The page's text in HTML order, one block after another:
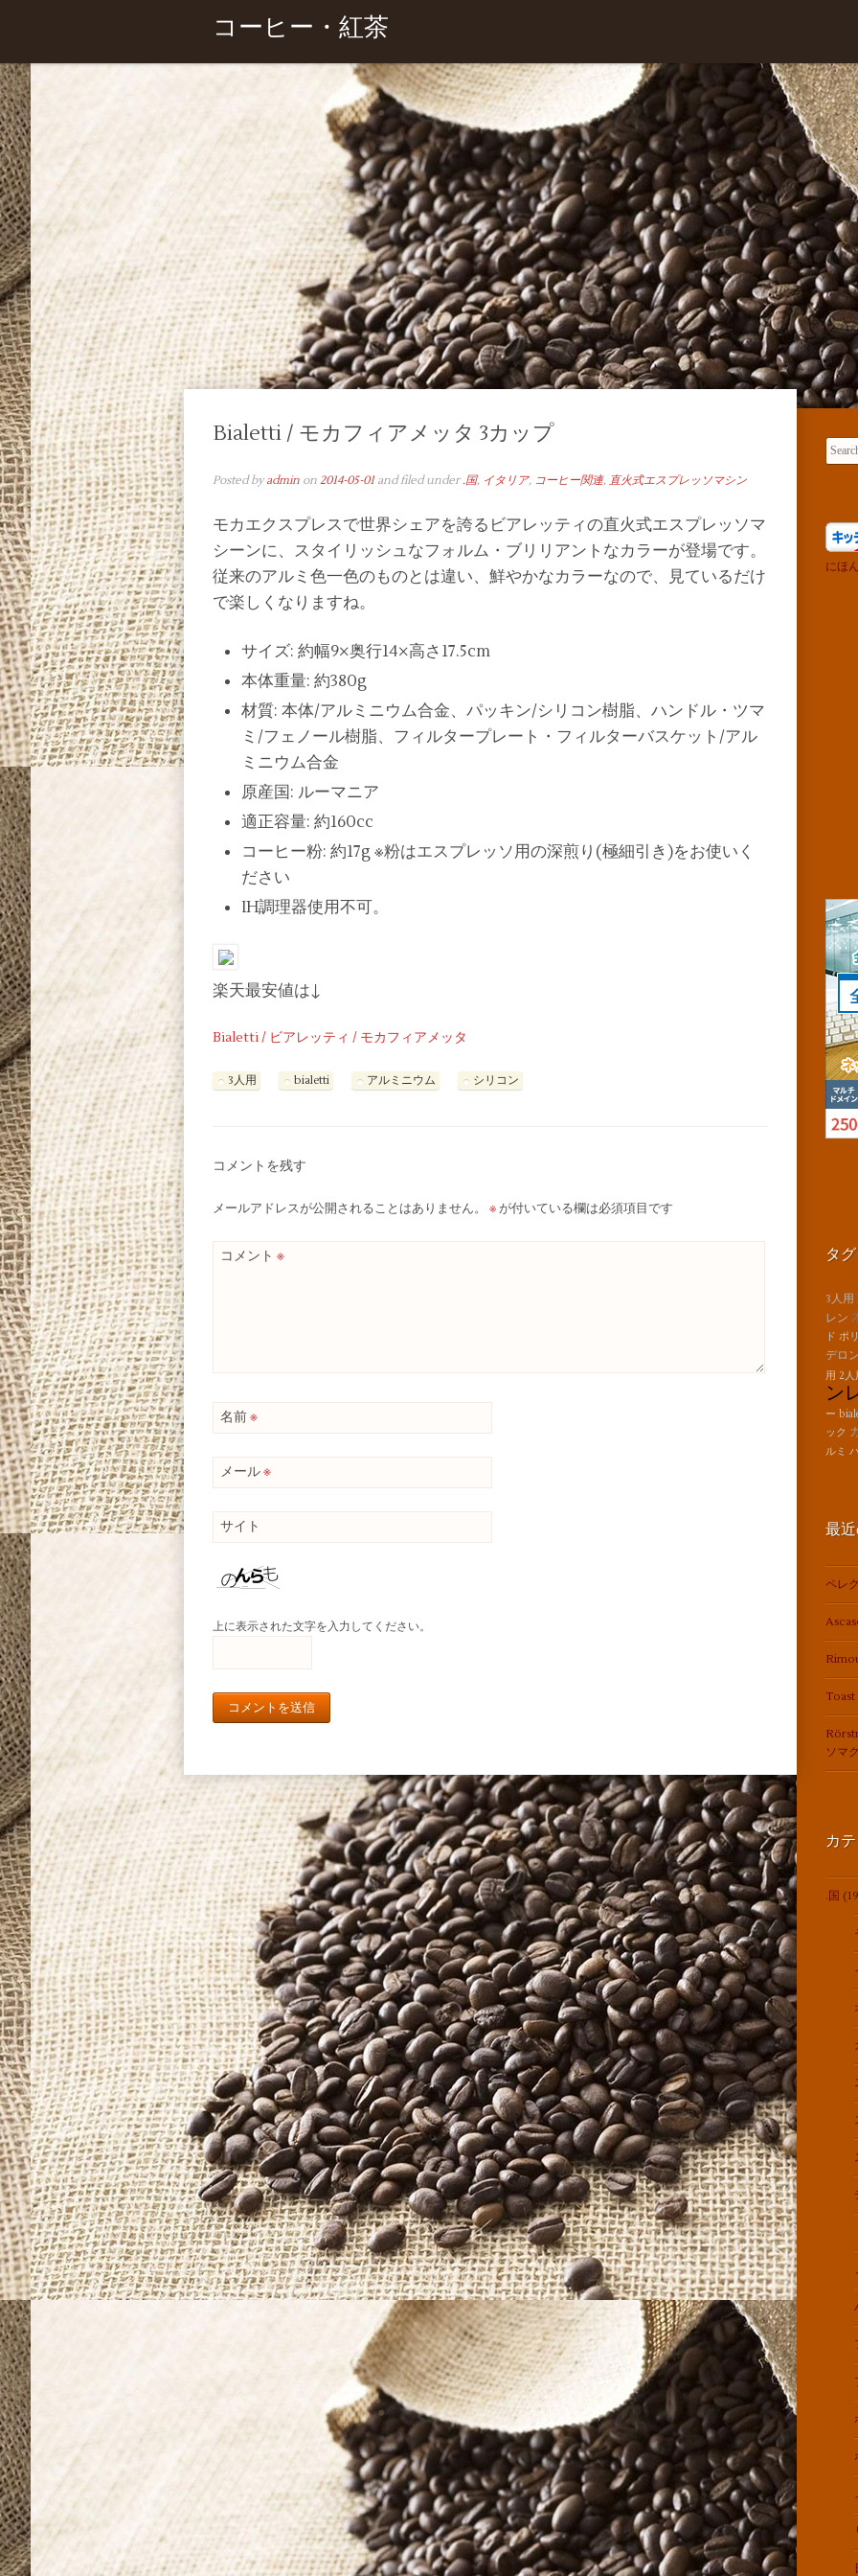
コーヒー・紅茶
Bialetti / モカフィアメッタ 3カップ
Posted byadmin on 2014-05-01 and filed under .国, イタリア, コーヒー関連, 直火式エスプレッソマシン
モカエクスプレスで世界シェアを誇るビアレッティの直火式エスプレッソマ
シーンに、スタイリッシュなフォルム・ブリリアントなカラーが登場です。
従来のアルミ色一色のものとは違い、鮮やかなカラーなので、見ているだけ
で楽しくなりますね。
サイズ: 約幅9×奥行14×高さ17.5cm
本体重量: 約380g
材質: 本体/アルミニウム合金、パッキン/シリコン樹脂、ハンドル・ツマ
ミ/フェノール樹脂、フィルタープレート・フィルターバスケット/アル
ミニウム合金
原産国: ルーマニア
適正容量: 約160cc
コーヒー粉: 約17g ※粉はエスプレッソ用の深煎り(極細引き)をお使いく
ださい
IH調理器使用不可。
楽天最安値は↓
Bialetti / ビアレッティ / モカフィアメッタ
3人用 bialetti アルミニウム シリコン
コメントを残す
メールアドレスが公開されることはありません。 ※が付いている欄は必須項目です
コメント ※
名前※
メール※
サイト
上に表示された文字を入力してください。
にほ
タ
3人用
レン
ド ポ
デロ
用 2人
ン
ー
ック
ルミ
最
ペレ
ソマ
カ
.国